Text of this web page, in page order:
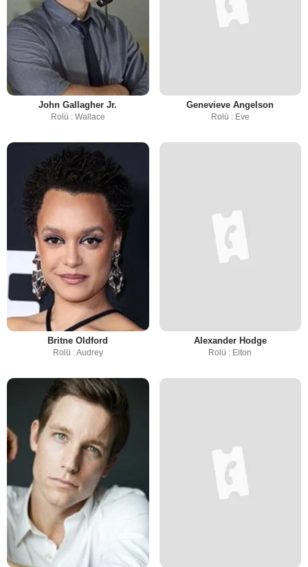
John Gallagher Jr.
Rolü : Wallace
Genevieve Angelson
Rolü : Eve
Britne Oldford
Rolü : Audrey
Alexander Hodge
Rolü : Elton